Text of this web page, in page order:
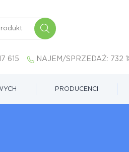
615 NAJEM/SPRZEDAŻ: 732
PRODUCENCI